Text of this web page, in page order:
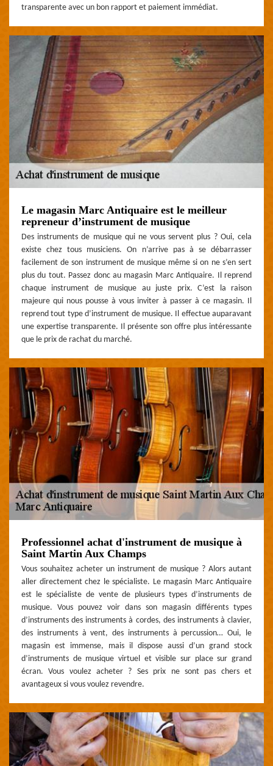
transparente avec un bon rapport et paiement immédiat.
Le magasin Marc Antiquaire est le meilleur
repreneur d’instrument de musique
Des instruments de musique qui ne vous servent plus ? Oui, cela
existe chez tous musiciens. On n’arrive pas à se débarrasser
facilement de son instrument de musique même si on ne s’en sert
plus du tout. Passez donc au magasin Marc Antiquaire. Il reprend
chaque instrument de musique au juste prix. C’est la raison
majeure qui nous pousse à vous inviter à passer à ce magasin. Il
reprend tout type d’instrument de musique. Il effectue auparavant
une expertise transparente. Il présente son offre plus intéressante
que le prix de rachat du marché.
Professionnel achat d'instrument de musique à
Saint Martin Aux Champs
Vous souhaitez acheter un instrument de musique ? Alors autant
aller directement chez le spécialiste. Le magasin Marc Antiquaire
est le spécialiste de vente de plusieurs types d’instruments de
musique. Vous pouvez voir dans son magasin différents types
d’instruments des instruments à cordes, des instruments à clavier,
des instruments à vent, des instruments à percussion… Oui, le
magasin est immense, mais il dispose aussi d’un grand stock
d’instruments de musique virtuel et visible sur place sur grand
écran. Vous voulez acheter ? Ses prix ne sont pas chers et
avantageux si vous voulez revendre.